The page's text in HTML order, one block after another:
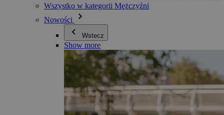
Wszystko w kategorii Mężczyźni
Nowości
Wstecz
Show more